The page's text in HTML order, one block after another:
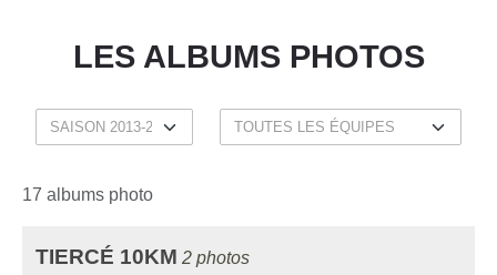
LES ALBUMS PHOTOS
17 albums photo
TIERCÉ 10KM 2 photos